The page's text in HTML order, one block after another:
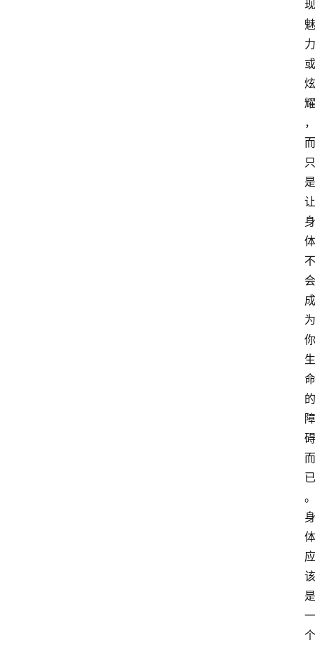
现
魅
力
或
炫
耀
，
而
只
是
让
身
体
不
会
成
为
你
生
命
的
障
碍
而
已
。
身
体
应
该
是
一
个